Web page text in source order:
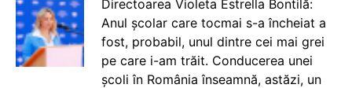
Directoarea Violeta Estrella Bontilă:
Anul școlar care tocmai s-a încheiat a
fost, probabil, unul dintre cei mai grei
pe care i-am trăit. Conducerea unei
școli în România înseamnă, astăzi, un